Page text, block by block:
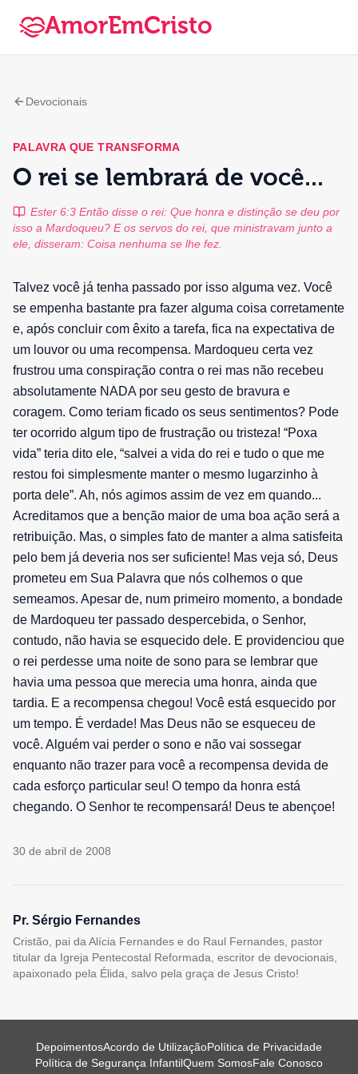
AmorEmCristo
Devocionais
PALAVRA QUE TRANSFORMA
O rei se lembrará de você...
Ester 6:3 Então disse o rei: Que honra e distinção se deu por
isso a Mardoqueu? E os servos do rei, que ministravam junto a
ele, disseram: Coisa nenhuma se lhe fez.
Talvez você já tenha passado por isso alguma vez. Você
se empenha bastante pra fazer alguma coisa corretamente
e, após concluir com êxito a tarefa, fica na expectativa de
um louvor ou uma recompensa. Mardoqueu certa vez
frustrou uma conspiração contra o rei mas não recebeu
absolutamente NADA por seu gesto de bravura e
coragem. Como teriam ficado os seus sentimentos? Pode
ter ocorrido algum tipo de frustração ou tristeza! “Poxa
vida” teria dito ele, “salvei a vida do rei e tudo o que me
restou foi simplesmente manter o mesmo lugarzinho à
porta dele”. Ah, nós agimos assim de vez em quando...
Acreditamos que a benção maior de uma boa ação será a
retribuição. Mas, o simples fato de manter a alma satisfeita
pelo bem já deveria nos ser suficiente! Mas veja só, Deus
prometeu em Sua Palavra que nós colhemos o que
semeamos. Apesar de, num primeiro momento, a bondade
de Mardoqueu ter passado despercebida, o Senhor,
contudo, não havia se esquecido dele. E providenciou que
o rei perdesse uma noite de sono para se lembrar que
havia uma pessoa que merecia uma honra, ainda que
tardia. E a recompensa chegou! Você está esquecido por
um tempo. É verdade! Mas Deus não se esqueceu de
você. Alguém vai perder o sono e não vai sossegar
enquanto não trazer para você a recompensa devida de
cada esforço particular seu! O tempo da honra está
chegando. O Senhor te recompensará! Deus te abençoe!
30 de abril de 2008
Pr. Sérgio Fernandes
Cristão, pai da Alícia Fernandes e do Raul Fernandes, pastor
titular da Igreja Pentecostal Reformada, escritor de devocionais,
apaixonado pela Élida, salvo pela graça de Jesus Cristo!
DepoimentosAcordo de UtilizaçãoPolítica de Privacidade
Política de Segurança InfantilQuem SomosFale Conosco